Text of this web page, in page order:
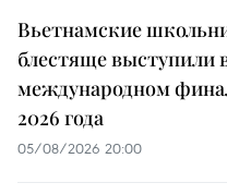
Вьетнамские
блестяще выступили
международном
2026 года
05/08/2026 20:00